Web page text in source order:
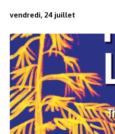
vendredi, 24 juillet